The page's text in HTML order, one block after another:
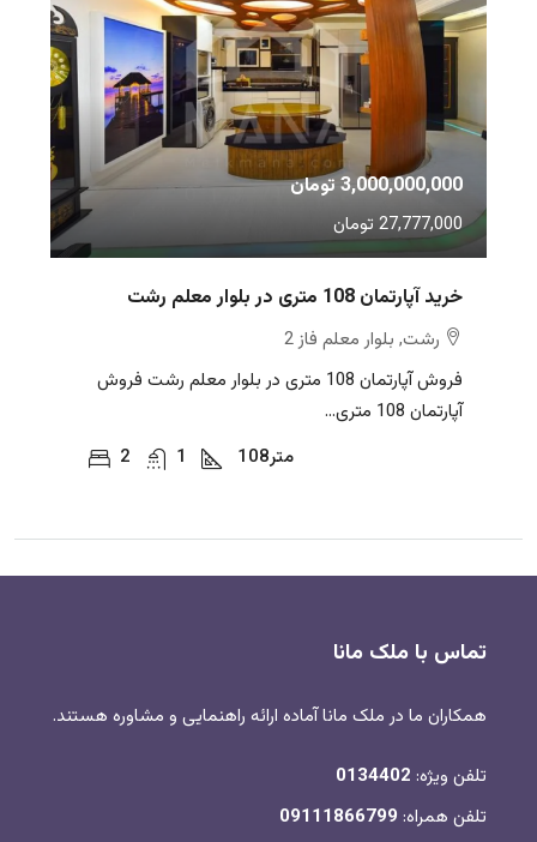
3,000,000,000 تومان
27,777,000 تومان
خرید آپارتمان 108 متری در بلوار معلم رشت
رشت, بلوار معلم فاز 2
فروش آپارتمان 108 متری در بلوار معلم رشت فروش
آپارتمان 108 متری...
2
1 108متر
تماس با ملک مانا
همکاران ما در ملک مانا آماده ارائه راهنمایی و مشاوره هستند.
تلفن ویژه: 0134402
تلفن همراه: 09111866799